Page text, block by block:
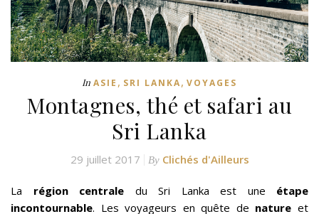
In ASIE , SRI LANKA, VOYAGES
Montagnes, thé et safari au
Sri Lanka
29 juillet 2017 By Clichés d'Ailleurs
La région centrale du Sri Lanka est une étape
incontournable. Les voyageurs en quête de natureet